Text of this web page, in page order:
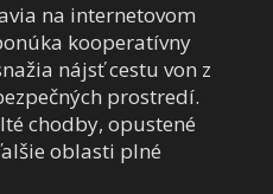
na internetovom
kooperatívny
nájsť cestu von z
prostredí.
chodby, opustené
oblasti plné